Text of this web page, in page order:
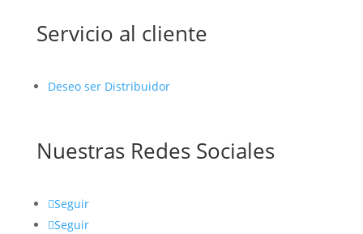
Servicio al cliente
Deseo ser Distribuidor
Nuestras Redes Sociales
Seguir
Seguir